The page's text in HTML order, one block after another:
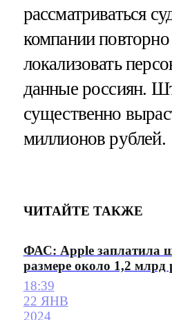
рассматриваться
компании повторно
локализовать
данные россиян.
существенно
миллионов рублей.
ЧИТАЙТЕ ТАКЖЕ
ФАС: Apple заплатила
размере около 1,2 млрд
18:39
22 ЯНВ
2024